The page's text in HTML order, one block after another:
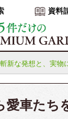
資料
斬新な発想と、実物
車たち